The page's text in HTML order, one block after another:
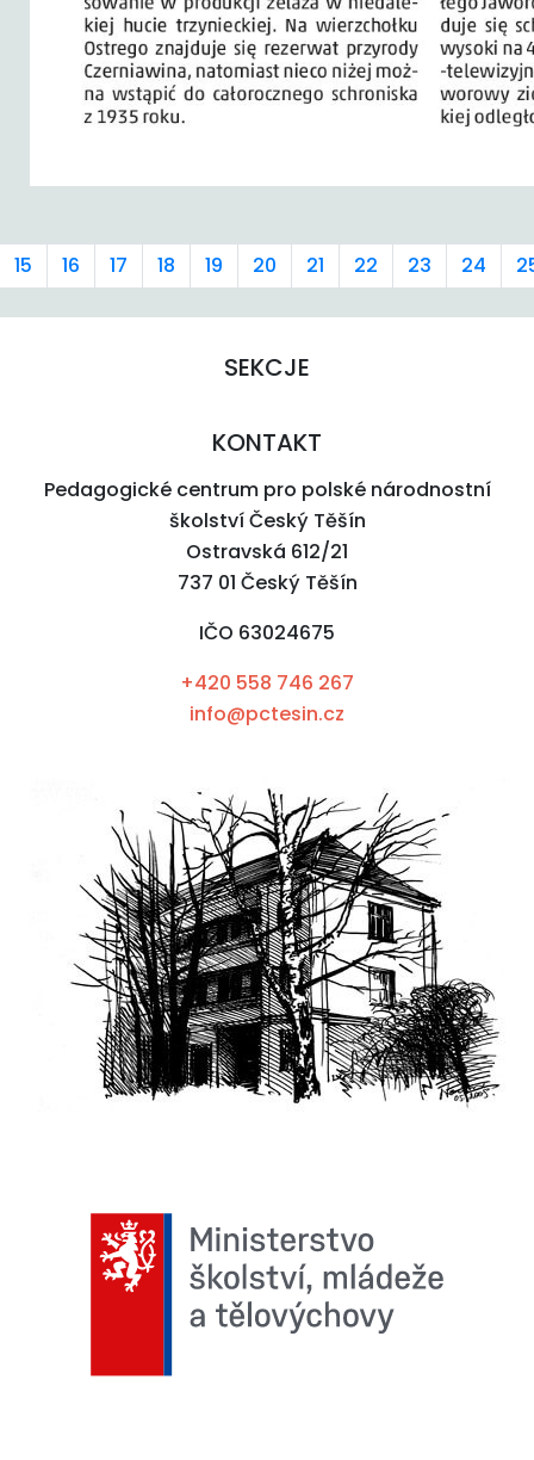
15 16 17 18 19 20 21 22 23 24
SEKCJE
KONTAKT
Pedagogické centrum pro polské národnostní
školství Český Těšín
Ostravská 612/21
737 01 Český Těšín
IČO 63024675
+420 558 746 267
info@pctesin.cz